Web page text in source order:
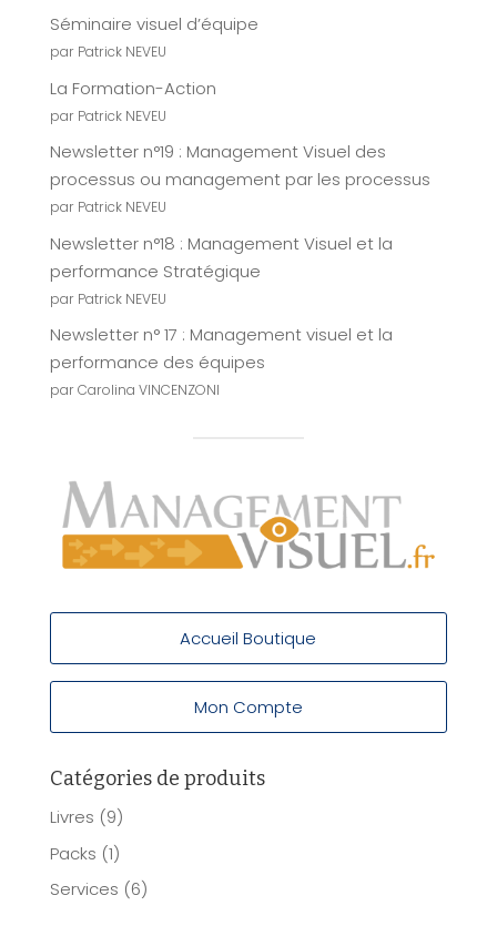
Séminaire visuel d’équipe
par Patrick NEVEU
La Formation-Action
par Patrick NEVEU
Newsletter n°19 : Management Visuel des
processus ou management par les processus
par Patrick NEVEU
Newsletter n°18 : Management Visuel et la
performance Stratégique
par Patrick NEVEU
Newsletter n° 17 : Management visuel et la
performance des équipes
par Carolina VINCENZONI
Accueil Boutique
Mon Compte
Catégories de produits
Livres (9)
Packs (1)
Services (6)